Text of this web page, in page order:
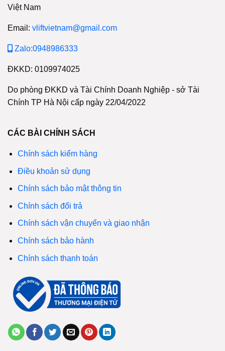
Việt Nam
Email: vliftvietnam@gmail.com
Zalo:0948986333
ĐKKD: 0109974025
Do phòng ĐKKD và Tài Chính Doanh Nghiệp - sở Tài
Chính TP Hà Nội cấp ngày 22/04/2022
CÁC BÀI CHÍNH SÁCH
Chính sách kiểm hàng
Điều khoản sử dụng
Chính sách bảo mật thông tin
Chính sách đổi trả
Chính sách vận chuyển và giao nhận
Chính sách bảo hành
Chính sách thanh toán